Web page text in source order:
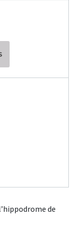
de